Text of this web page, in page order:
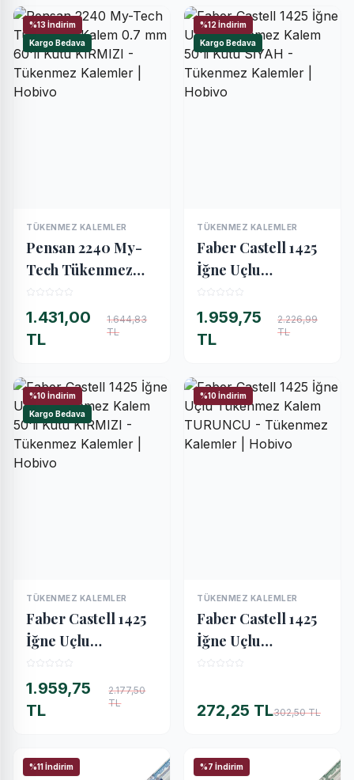
%13 İndirim
Kargo Bedava
TÜKENMEZ KALEMLER
Pensan 2240 My-
Tech Tükenmez
Kutu KIRMIZI
1.431,00
TL
1.644,83
TL
%12 İndirim
Kargo Bedava
TÜKENMEZ KALEMLER
Faber Castell 1425
İğne Uçlu
50'li Kutu SİYAH
1.959,75
TL
2.226,99
TL
%10 İndirim
Kargo Bedava
TÜKENMEZ KALEMLER
Faber Castell 1425
İğne Uçlu
50'li Kutu KIRMIZI
1.959,75
TL
2.177,50
TL
%10 İndirim
TÜKENMEZ KALEMLER
Faber Castell 1425
İğne Uçlu
272,25 TL302,50 TL
%11 İndirim %7 İndirim